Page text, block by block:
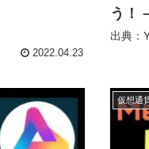
2022.04.23
う！
出典：
仮想通